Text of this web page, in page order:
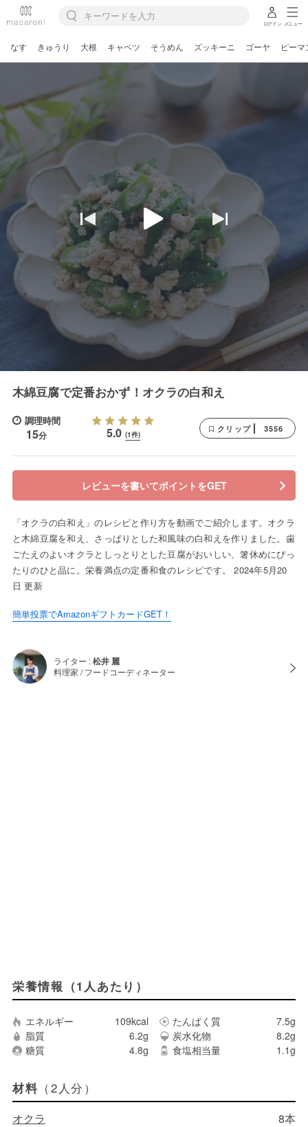
ログイン メニュー
なす きゅうり 大根 キャベツ そうめん ズッキーニ ゴーヤ ピーマ
木綿豆腐で定番おかず！オクラの白和え
調理時間
15分 5.0 (1件)
クリップ 3556
レビューを書いてポイントをGET
「オクラの白和え」のレシピと作り方を動画でご紹介します。オクラ
と木綿豆腐を和え、さっぱりとした和風味の白和えを作りました。歯
ごたえのよいオクラとしっとりとした豆腐がおいしい、箸休めにぴっ
たりのひと品に。栄養満点の定番和食のレシピです。 2024年5月20
日 更新
簡単投票でAmazonギフトカードGET！
ライター :松井 麗
料理家 / フードコーディネーター
栄養情報（1人あたり）
エネルギー 109kcal たんぱく質
7.5g
脂質
6.2g 炭水化物
8.2g
糖質
4.8g 食塩相当量 1.1g
材料 （2人分）
オクラ
8本